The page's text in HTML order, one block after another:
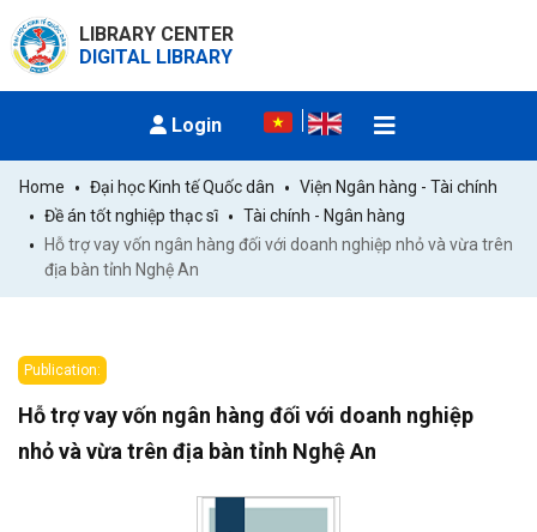
LIBRARY CENTER
DIGITAL LIBRARY
Login
Home Đại học Kinh tế Quốc dân
Viện Ngân hàng - Tài chính
Đề án tốt nghiệp thạc sĩ
Tài chính - Ngân hàng
Hỗ trợ vay vốn ngân hàng đối với doanh nghiệp nhỏ và vừa trên
địa bàn tỉnh Nghệ An
Publication:
Hỗ trợ vay vốn ngân hàng đối với doanh nghiệp
nhỏ và vừa trên địa bàn tỉnh Nghệ An